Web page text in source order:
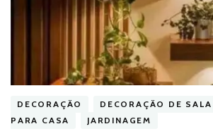
DECORAÇÃO DECORAÇÃO DE SALA
PARA CASA
JARDINAGEM